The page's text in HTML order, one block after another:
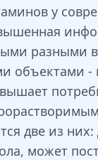
у
разными
-
две из
может